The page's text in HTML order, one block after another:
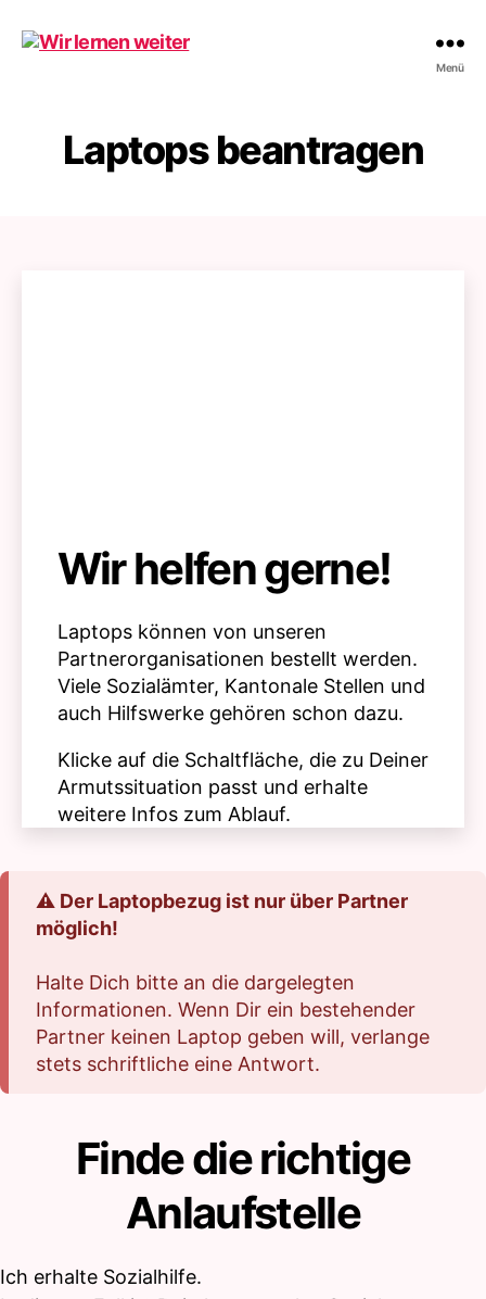
Menü
Laptops beantragen
Wir helfen gerne!
Laptops können von unseren
Partnerorganisationen bestellt werden.
Viele Sozialämter, Kantonale Stellen und
auch Hilfswerke gehören schon dazu.
Klicke auf die Schaltfläche, die zu Deiner
Armutssituation passt und erhalte
weitere Infos zum Ablauf.
⚠️ Der Laptopbezug ist nur über Partner
möglich!
Halte Dich bitte an die dargelegten
Informationen. Wenn Dir ein bestehender
Partner keinen Laptop geben will, verlange
stets schriftliche eine Antwort.
Finde die richtige
Anlaufstelle
Ich erhalte Sozialhilfe.